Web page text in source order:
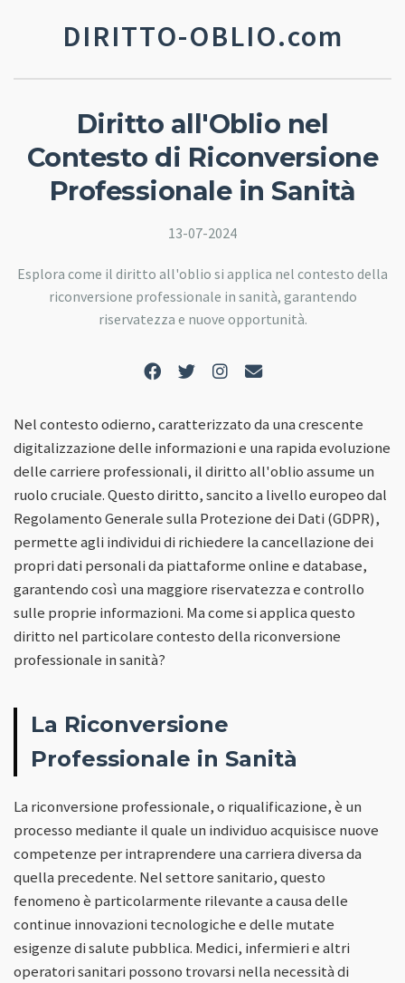
DIRITTO-OBLIO.com
Diritto all'Oblio nel
Contesto di Riconversione
Professionale in Sanità
13-07-2024
Esplora come il diritto all'oblio si applica nel contesto della
riconversione professionale in sanità, garantendo
riservatezza e nuove opportunità.
Nel contesto odierno, caratterizzato da una crescente
digitalizzazione delle informazioni e una rapida evoluzione
delle carriere professionali, il diritto all'oblio assume un
ruolo cruciale. Questo diritto, sancito a livello europeo dal
Regolamento Generale sulla Protezione dei Dati (GDPR),
permette agli individui di richiedere la cancellazione dei
propri dati personali da piattaforme online e database,
garantendo così una maggiore riservatezza e controllo
sulle proprie informazioni. Ma come si applica questo
diritto nel particolare contesto della riconversione
professionale in sanità?
La Riconversione
Professionale in Sanità
La riconversione professionale, o riqualificazione, è un
processo mediante il quale un individuo acquisisce nuove
competenze per intraprendere una carriera diversa da
quella precedente. Nel settore sanitario, questo
fenomeno è particolarmente rilevante a causa delle
continue innovazioni tecnologiche e delle mutate
esigenze di salute pubblica. Medici, infermieri e altri
operatori sanitari possono trovarsi nella necessità di